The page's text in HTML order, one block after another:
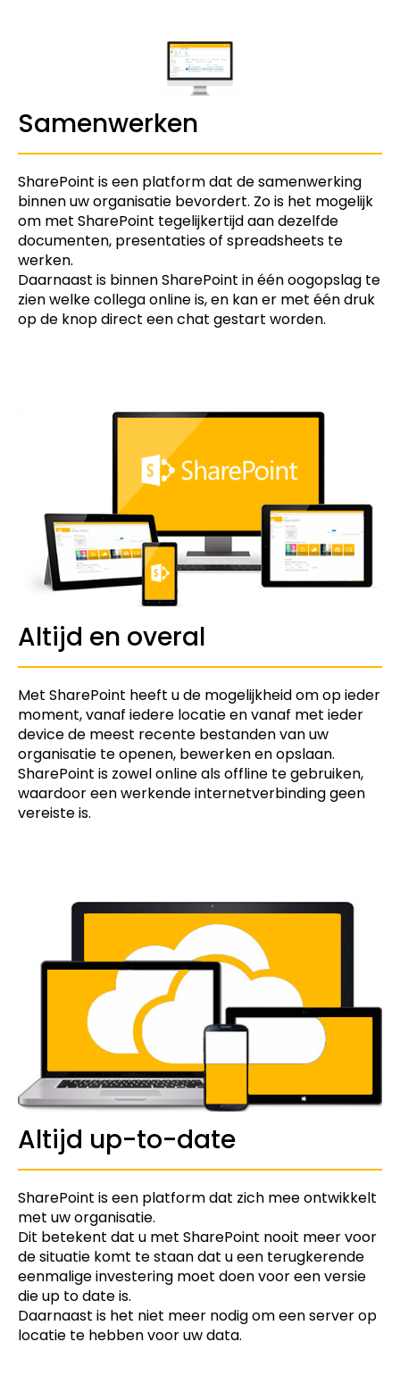
Samenwerken
SharePoint is een platform dat de samenwerking
binnen uw organisatie bevordert. Zo is het mogelijk
om met SharePoint tegelijkertijd aan dezelfde
documenten, presentaties of spreadsheets te
werken.
Daarnaast is binnen SharePoint in één oogopslag te
zien welke collega online is, en kan er met één druk
op de knop direct een chat gestart worden.
Altijd en overal
Met SharePoint heeft u de mogelijkheid om op ieder
moment, vanaf iedere locatie en vanaf met ieder
device de meest recente bestanden van uw
organisatie te openen, bewerken en opslaan.
SharePoint is zowel online als offline te gebruiken,
waardoor een werkende internetverbinding geen
vereiste is.
Altijd up-to-date
SharePoint is een platform dat zich mee ontwikkelt
met uw organisatie.
Dit betekent dat u met SharePoint nooit meer voor
de situatie komt te staan dat u een terugkerende
eenmalige investering moet doen voor een versie
die up to date is.
Daarnaast is het niet meer nodig om een server op
locatie te hebben voor uw data.